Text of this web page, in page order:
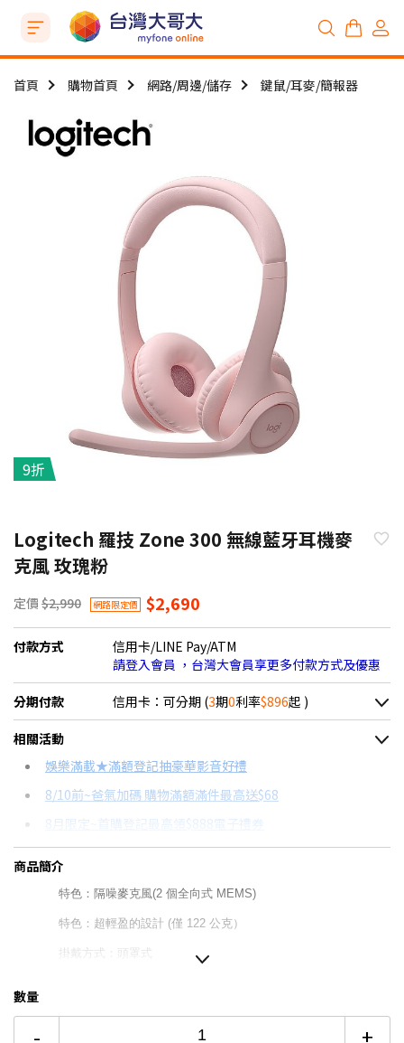
首頁 購物首頁 網路/周邊/儲存 鍵鼠/耳麥/簡報器
9折
Logitech 羅技 Zone 300 無線藍牙耳機麥
克風 玫瑰粉
定價 $2,990 網路限定價 $2,690
付款方式
信用卡/LINE Pay/ATM
請登入會員 ，台灣大會員享更多付款方式及優惠
分期付款 信用卡：可分期 (3期0利率$896起 )
＊實際可分期數、適用利率，請以購物車顯示為主
信用卡分期
分期數
24期
每期金額 配合銀行/業者
相關活動
娛樂滿載★滿額登記抽豪華影音好禮
8/10前~爸氣加碼 購物滿額滿件最高送$68
8月限定~首購登記最高領$888電子禮券
台灣大哥大Open Possible聯名卡滿額最高回饋25%
商品簡介
特色：隔噪麥克風(2 個全向式 MEMS)
特色：超輕盈的設計 (僅 122 公克）
掛戴方式：頭罩式
喇叭單體：30mm
數量
- +